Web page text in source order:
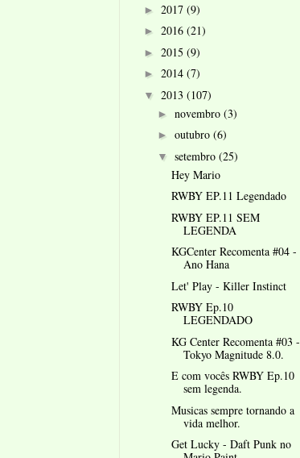
► 2017 (9)
► 2016 (21)
► 2015 (9)
► 2014 (7)
▼ 2013 (107)
► novembro (3)
► outubro (6)
▼ setembro (25)
Hey Mario
RWBY EP.11 Legendado
RWBY EP.11 SEM
LEGENDA
KGCenter Recomenta #04 -
Ano Hana
Let' Play - Killer Instinct
RWBY Ep.10
LEGENDADO
KG Center Recomenta #03 -
Tokyo Magnitude 8.0.
E com vocês RWBY Ep.10
sem legenda.
Musicas sempre tornando a
vida melhor.
Get Lucky - Daft Punk no